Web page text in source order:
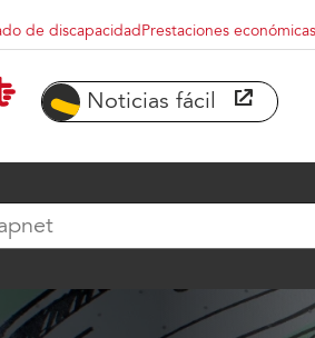
de discapacidadPrestaciones económicas
Noticias fácil abre